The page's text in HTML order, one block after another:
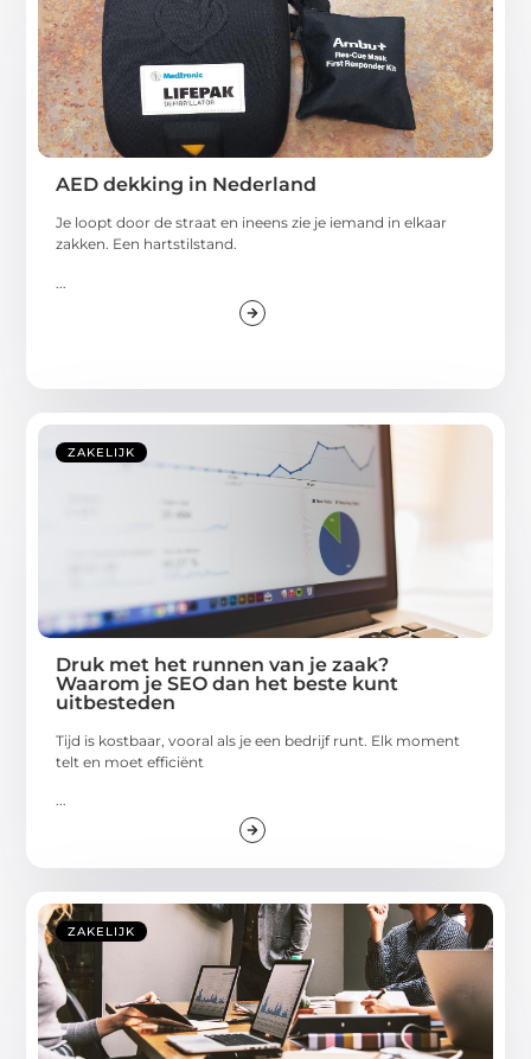
AED dekking in Nederland
Je loopt door de straat en ineens zie je iemand in elkaar
zakken. Een hartstilstand.
ZAKELIJK
Druk met het runnen van je zaak?
Waarom je SEO dan het beste kunt
uitbesteden
Tijd is kostbaar, vooral als je een bedrijf runt. Elk moment
telt en moet efficiënt
...
ZAKELIJK